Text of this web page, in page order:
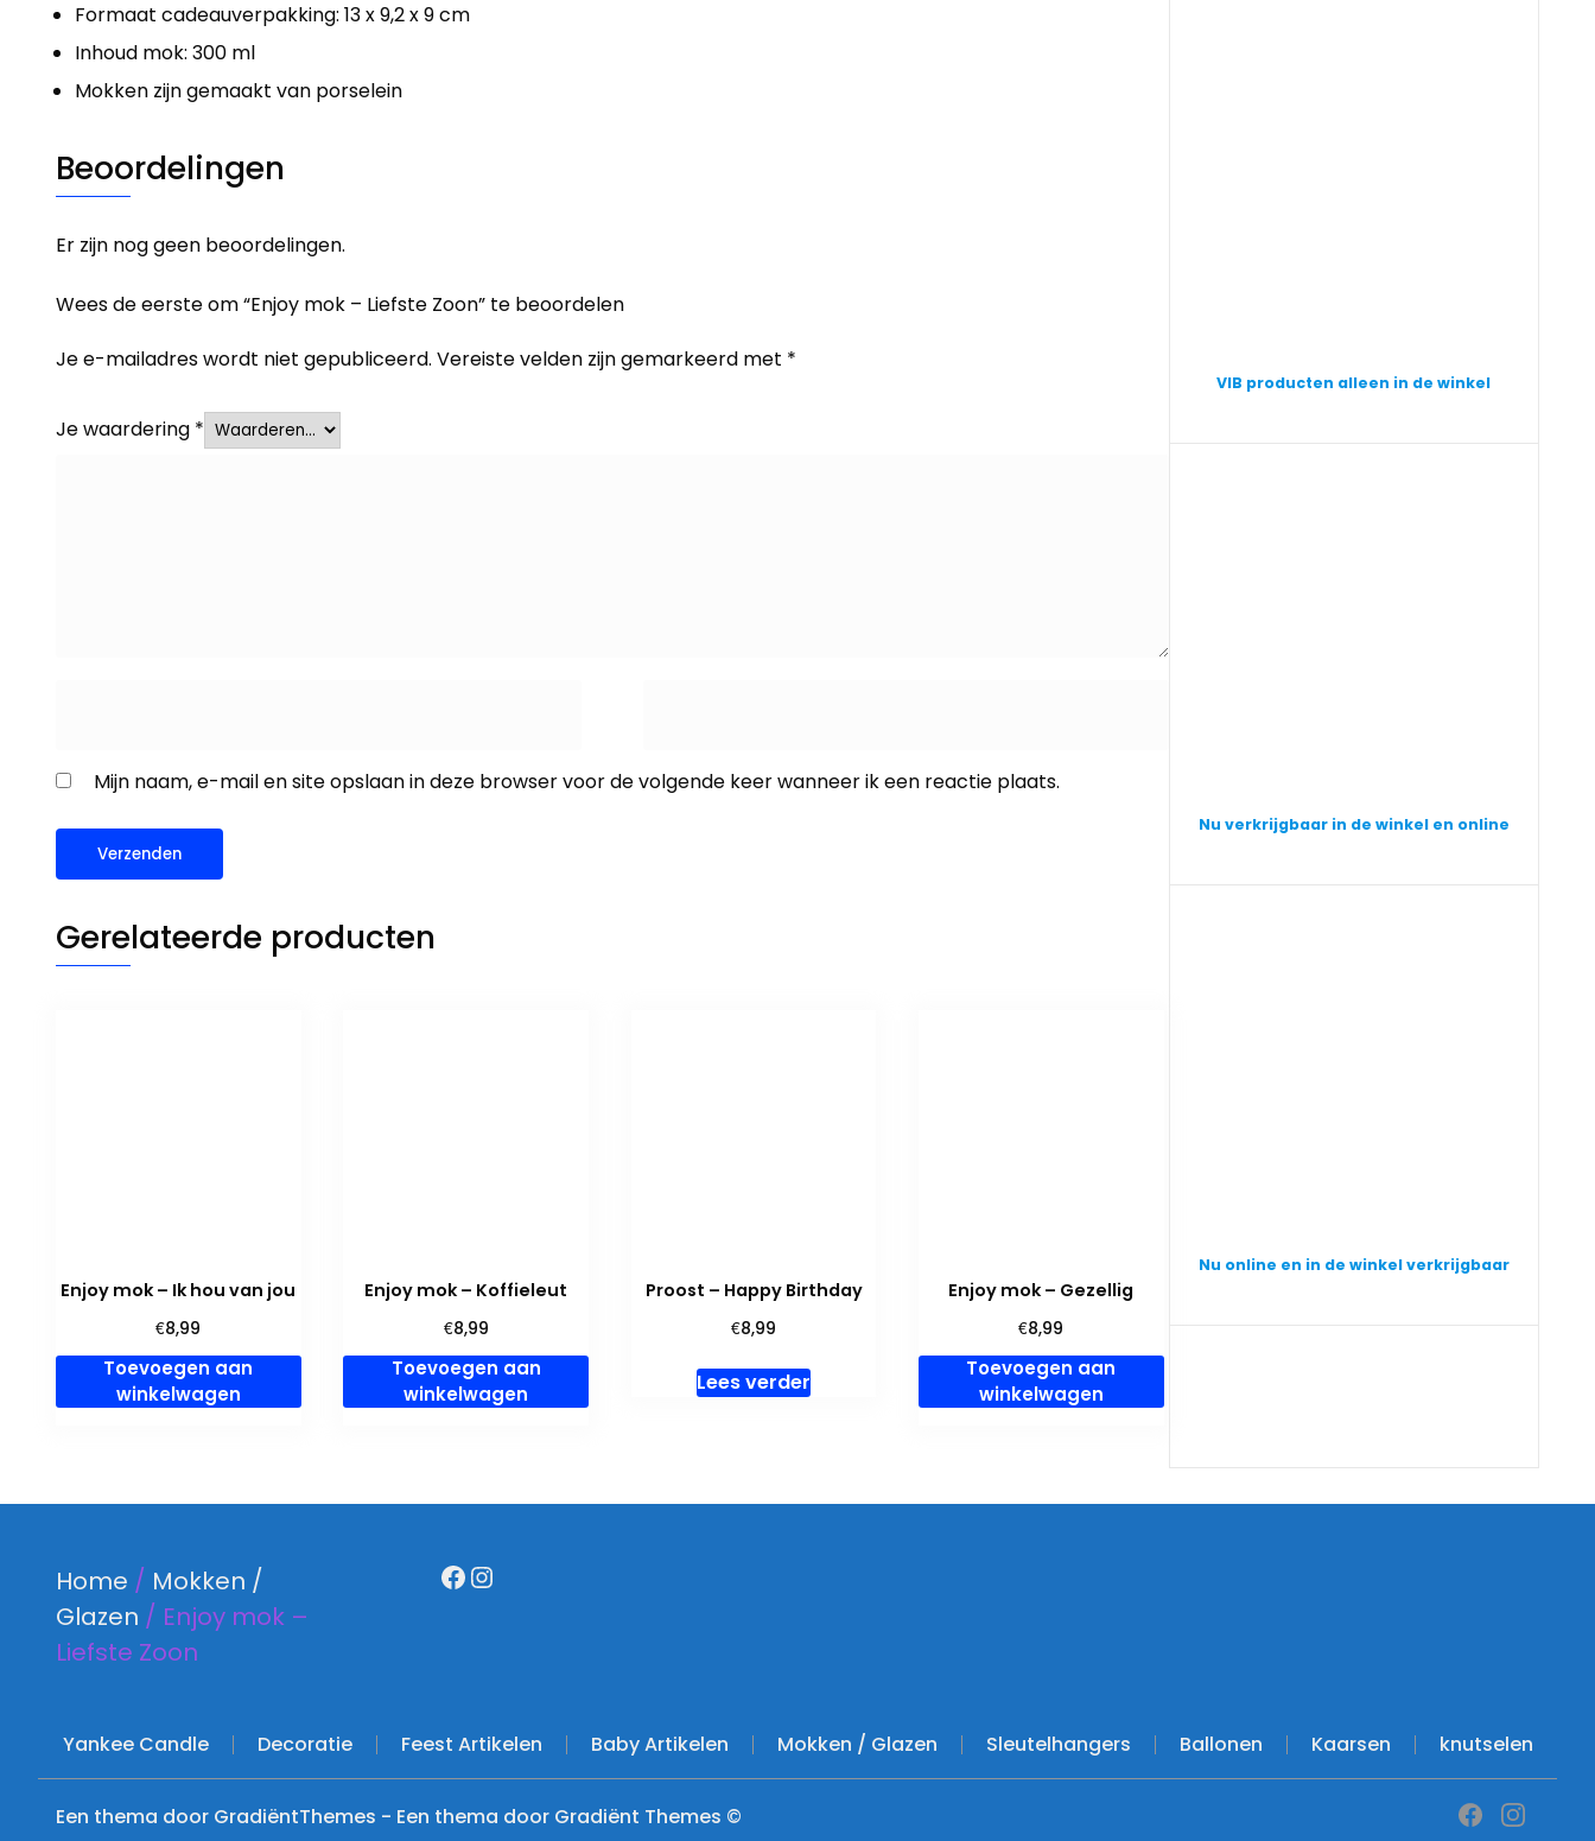
Formaat cadeauverpakking: 13 x 9,2 x 9 cm
Inhoud mok: 300 ml
Mokken zijn gemaakt van porselein
Beoordelingen
Er zijn nog geen beoordelingen.
Wees de eerste om “Enjoy mok – Liefste Zoon” te beoordelen
Je e-mailadres wordt niet gepubliceerd. Vereiste velden zijn gemarkeerd met *
Je waardering *
Mijn naam, e-mail en site opslaan in deze browser voor de volgende keer wanneer ik een reactie plaats.
Gerelateerde producten
Enjoy mok – Ik hou van jou
€8,99
Toevoegen aan
winkelwagen
Enjoy mok – Koffieleut
€8,99
Toevoegen aan
winkelwagen
Proost – Happy Birthday
€8,99
Lees verder
Enjoy mok – Gezellig
€8,99
Toevoegen aan
winkelwagen
VIB producten alleen in de winkel
Nu verkrijgbaar in de winkel en online
Nu online en in de winkel verkrijgbaar
Home / Mokken /
Glazen / Enjoy mok –
Liefste Zoon
Facebook
Instagram
Yankee Candle Decoratie Feest Artikelen Baby Artikelen Mokken / Glazen Sleutelhangers Ballonen Kaarsen knutselen
Een thema door GradiëntThemes - Een thema door Gradiënt Themes ©